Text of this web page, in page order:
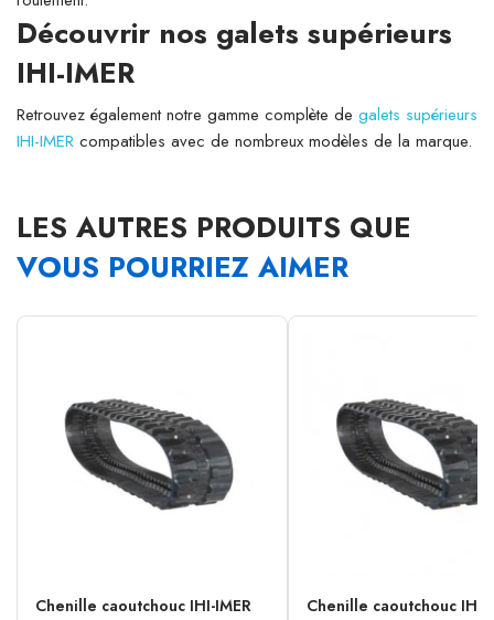
Découvrir nos galets supérieurs
IHI-IMER
Retrouvez également notre gamme complète de galets supérieurs
IHI-IMER compatibles avec de nombreux modèles de la marque.
LES AUTRES PRODUITS QUE
VOUS POURRIEZ AIMER
Chenille caoutchouc IHI-IMER
Chenille caoutchouc IHI-